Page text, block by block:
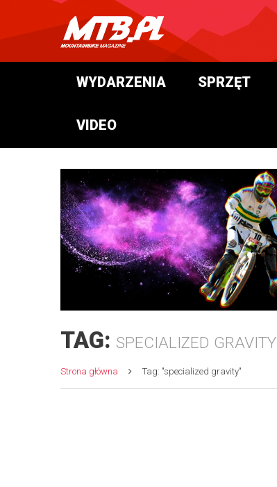
WYDARZENIA SPRZĘT
VIDEO
TAG: SPECIALIZED GRAVITY
Strona główna Tag: "specialized gravity"